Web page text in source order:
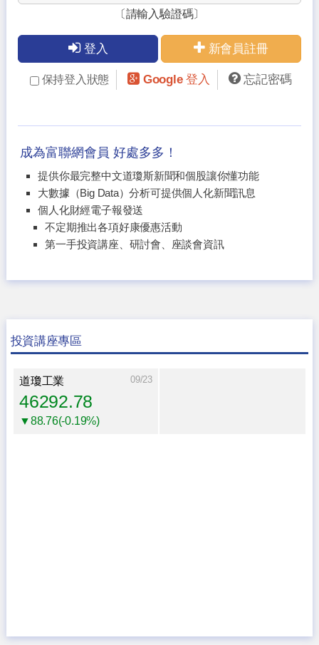
〔請輸入驗證碼〕
登入 新會員註冊
保持登入狀態 Google 登入 忘記密碼
成為富聯網會員 好處多多！
提供你最完整中文道瓊斯新聞和個股讓你懂功能
大數據（Big Data）分析可提供個人化新聞訊息
個人化財經電子報發送
不定期推出各項好康優惠活動
第一手投資講座、研討會、座談會資訊
投資講座專區
道瓊工業 09/23
46292.78
▼88.76(-0.19%)